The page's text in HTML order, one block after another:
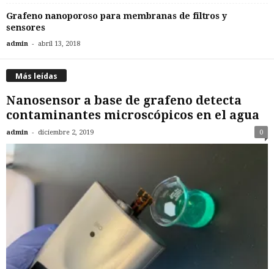
Grafeno nanoporoso para membranas de filtros y
sensores
admin - abril 13, 2018
Más leídas
Nanosensor a base de grafeno detecta
contaminantes microscópicos en el agua
admin - diciembre 2, 2019 0